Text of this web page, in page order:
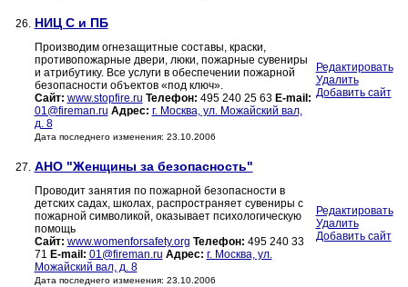
26. НИЦ С и ПБ
Производим огнезащитные составы, краски,
противопожарные двери, люки, пожарные сувениры
и атрибутику. Все услуги в обеспечении пожарной
безопасности объектов «под ключ».
Сайт: www.stopfire.ru Телефон: 495 240 25 63 E-mail:
01@fireman.ru Адрес: г. Москва, ул. Можайский вал,
д. 8
Дата последнего изменения: 23.10.2006
Редактировать
Удалить
Добавить сайт
27. АНО "Женщины за безопасность"
Проводит занятия по пожарной безопасности в
детских садах, школах, распространяет сувениры с
пожарной символикой, оказывает психологическую
помощь
Сайт: www.womenforsafety.org Телефон: 495 240 33
71 E-mail: 01@fireman.ru Адрес: г. Москва, ул.
Можайский вал, д. 8
Дата последнего изменения: 23.10.2006
Редактировать
Удалить
Добавить сайт